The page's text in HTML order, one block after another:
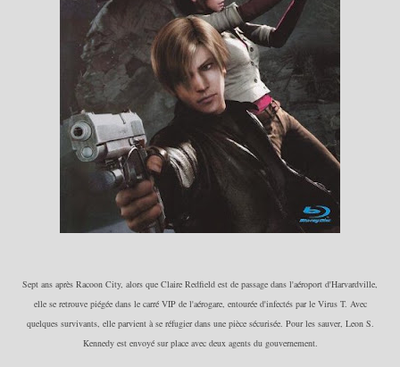
Sept ans après Racoon City, alors que Claire Redfield est de passage dans l'aéroport d'Harvardville,
elle se retrouve piégée dans le carré VIP de l'aérogare, entourée d'infectés par le Virus T. Avec
quelques survivants, elle parvient à se réfugier dans unepièce sécurisée. Pour les sauver, Leon S.
Kennedy est envoyé sur place avec deux agents du gouvernement.